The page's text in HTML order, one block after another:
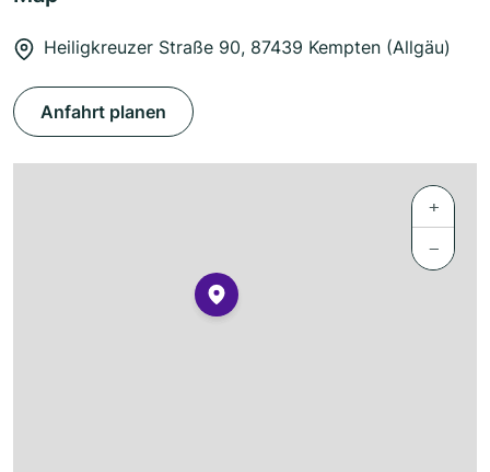
Heiligkreuzer Straße 90, 87439 Kempten (Allgäu)
Anfahrt planen
+
−